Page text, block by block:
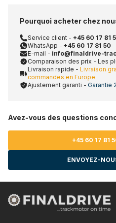
Pourquoi acheter chez
Service client - +45 60 17 81
WhatsApp - +45 60 17 81 50
E-mail - info@finaldrive-
Comparaison des prix - Les
Livraison rapide - Livraison
commandes en Europe
Ajustement garanti - Garantie
Avez-vous des questions
+45 60 17 81
ENVOYEZ-